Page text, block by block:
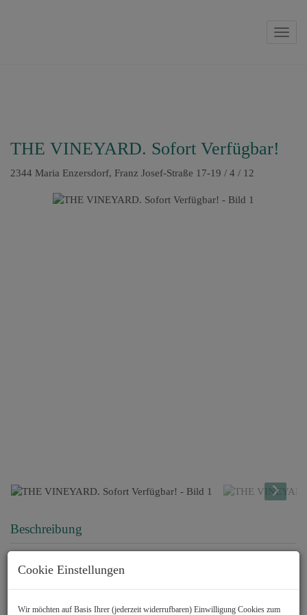
THE VINEYARD. Sofort Verfügbar!
2344 Maria Enzersdorf, Franz Josef-Straße 17-19 / 4 / 12
Beschreibung
Sofort verfügbar! ERSTBEZUG!
Cookie Einstellungen
Wir möchten auf Basis Ihrer (jederzeit widerrufbaren) Einwilligung Cookies zum